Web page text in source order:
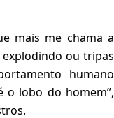
mais me chama a
ou tripas
humano
o lobo do homem”,